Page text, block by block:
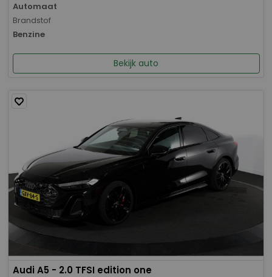
Automaat
Brandstof
Benzine
Bekijk auto
Audi A5 - 2.0 TFSI edition one